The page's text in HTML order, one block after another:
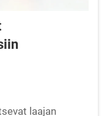
laajan